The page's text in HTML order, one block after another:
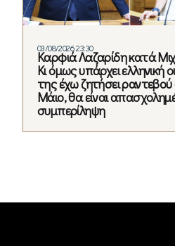
03/08/2026 23:30
Καρφιά Λαζαρίδη κατά
Κι όμως υπάρχει ελληνική
της έχω ζητήσει
Μάιο, θα είναι
συμπερίληψη